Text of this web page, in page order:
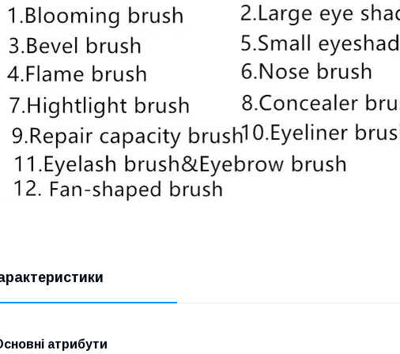
атрибути